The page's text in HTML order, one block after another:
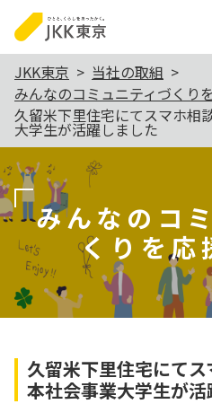
のページの
こ
か
ら
JKK東京
当社の取組
みんなのコミュニティづくり
久留米下里住宅にてスマホ相
大学生が活躍しました
みんなのコ
くりを応
久留米下里住宅にて
本社会事業大学生が